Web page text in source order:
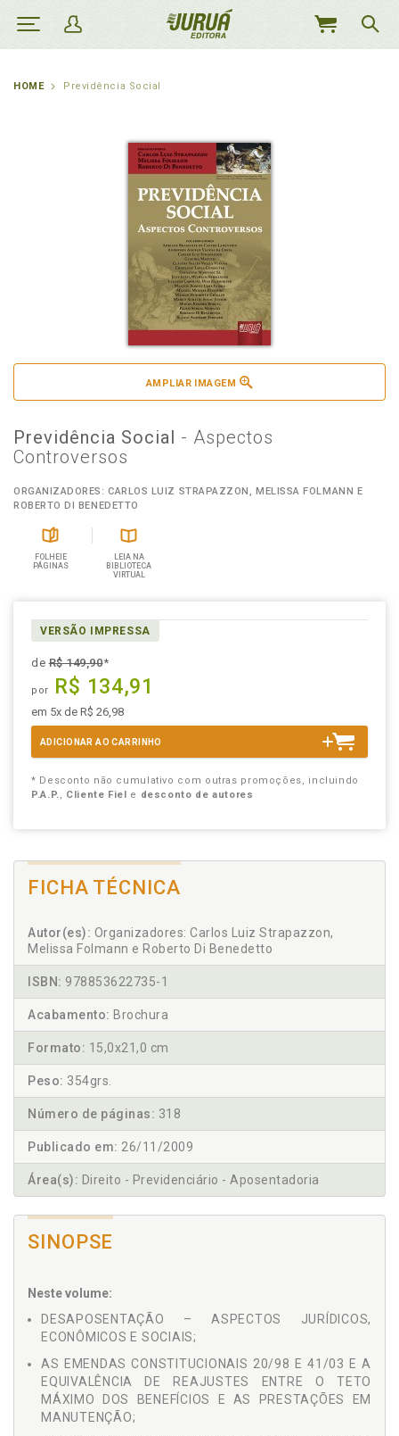
MEU
HOME Previdência Social
AMPLIAR IMAGEM
Previdência Social - Aspectos
Controversos
ORGANIZADORES: CARLOS LUIZ STRAPAZZON, MELISSA FOLMANN E
ROBERTO DI BENEDETTO
FOLHEIE
PÁGINAS
LEIA NA
BIBLIOTECA
VIRTUAL
VERSÃO IMPRESSA
deR$ 149,90*
por R$ 134,91
em 5x de R$ 26,98
ADICIONAR AO CARRINHO
* Desconto não cumulativo com outras promoções, incluindo
P.A.P., Cliente Fiel e desconto de autores
FICHA TÉCNICA
Autor(es): Organizadores: Carlos Luiz Strapazzon,
Melissa Folmann e Roberto Di Benedetto
ISBN: 978853622735-1
Acabamento: Brochura
Formato: 15,0x21,0 cm
Peso: 354grs.
Número de páginas: 318
Publicado em: 26/11/2009
Área(s): Direito - Previdenciário - Aposentadoria
SINOPSE
Neste volume:
DESAPOSENTAÇÃO – ASPECTOS JURÍDICOS,
ECONÔMICOS E SOCIAIS;
AS EMENDAS CONSTITUCIONAIS 20/98 E 41/03 E A
EQUIVALÊNCIA DE REAJUSTES ENTRE O TETO
MÁXIMO DOS BENEFÍCIOS E AS PRESTAÇÕES EM
MANUTENÇÃO;